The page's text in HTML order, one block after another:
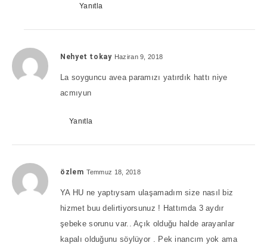
Yanıtla
Nehyet tokay Haziran 9, 2018
La soyguncu avea paramızı yatırdık hattı niye
acmıyun
Yanıtla
özlem Temmuz 18, 2018
YA HU ne yaptıysam ulaşamadım size nasıl biz
hizmet buu delirtiyorsunuz ! Hattımda 3 aydır
şebeke sorunu var.. Açık olduğu halde arayanlar
kapalı olduğunu söylüyor . Pek inancım yok ama